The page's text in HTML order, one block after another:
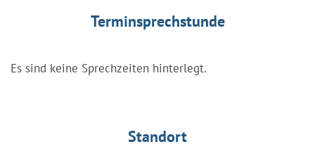
Terminsprechstunde
Es sind keine Sprechzeiten hinterlegt.
Standort